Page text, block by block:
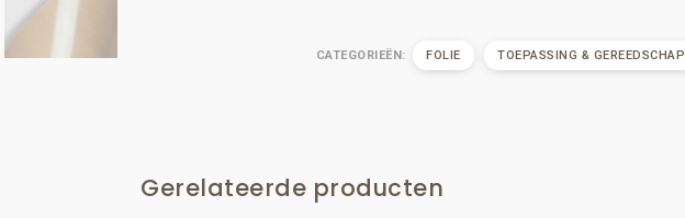
aantal
CATEGORIEËN: FOLIE TOEPASSING & GEREEDSCHAP
Gerelateerde producten